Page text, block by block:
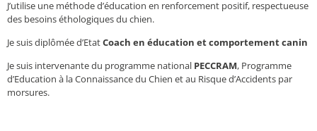
J’utilise une méthode d’éducation en renforcement positif, respectueuse
des besoins éthologiques du chien.
Je suis diplômée d’EtatCoach en éducation et comportement canin
Je suis intervenante du programme national PECCRAM, Programme
d’Education à la Connaissance du Chien et au Risque d’Accidents par
morsures.